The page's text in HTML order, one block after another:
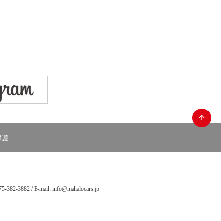
護
382-3882 / E-mail: info@mahalocars.jp